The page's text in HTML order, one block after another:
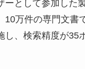
ーとして参加した
10万件の専門文書
し、検索精度が35